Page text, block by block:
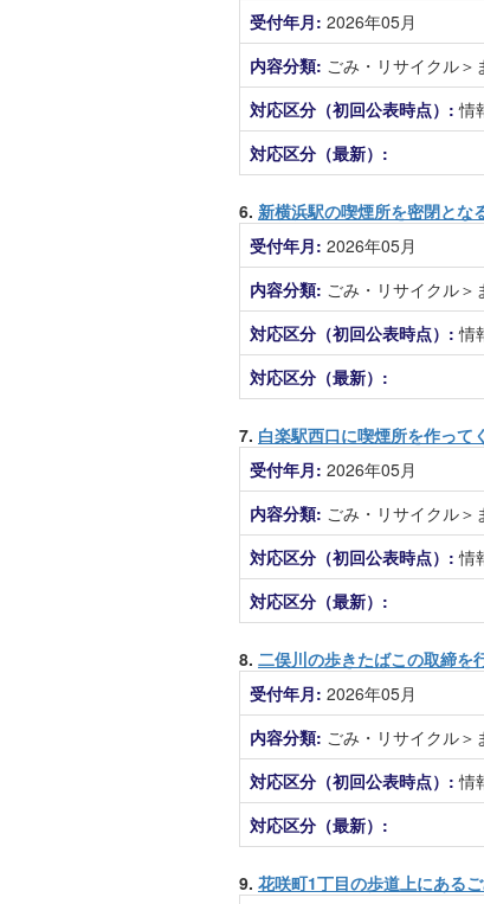
受付年月: 2026年05月
内容分類: ごみ・リサイクル＞
対応区分（初回公表時点）:情
対応区分（最新）:
6. 新横浜駅の喫煙所を密閉とな
受付年月: 2026年05月
内容分類: ごみ・リサイクル＞
対応区分（初回公表時点）:情
対応区分（最新）:
7. 白楽駅西口に喫煙所を作って
受付年月: 2026年05月
内容分類: ごみ・リサイクル＞
対応区分（初回公表時点）:情
対応区分（最新）:
8. 二俣川の歩きたばこの取締を
受付年月: 2026年05月
内容分類: ごみ・リサイクル＞
対応区分（初回公表時点）:情
対応区分（最新）:
9. 花咲町1丁目の歩道上にある